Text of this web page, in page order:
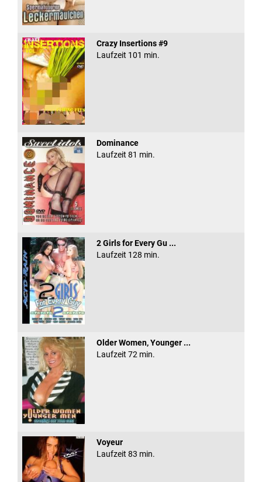
Crazy Insertions #9
Laufzeit 101 min.
Dominance
Laufzeit 81 min.
2 Girls for Every Gu ...
Laufzeit 128 min.
Older Women, Younger ...
Laufzeit 72 min.
Voyeur
Laufzeit 83 min.